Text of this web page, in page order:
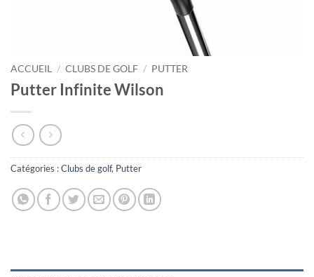
ACCUEIL / CLUBS DE GOLF / PUTTER
Putter Infinite Wilson
Catégories :Clubs de golf, Putter